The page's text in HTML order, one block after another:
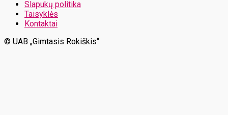
Slapukų politika
Taisyklės
Kontaktai
© UAB „Gimtasis Rokiškis“